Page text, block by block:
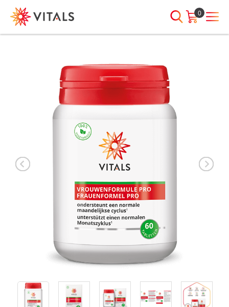
0
We staan elke dag voor je klaar!
ndien we je ergens mee kunnen
helpen, neem dan contact met
075-6476050
E-mailadres
Wachtwoord
vergeten?